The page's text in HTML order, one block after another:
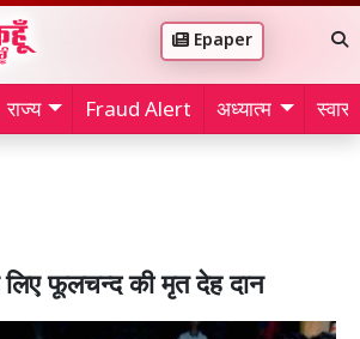
Epaper
राज्य Fraud Alert अध्यात्म
फूलचन्द की मृत देह दान